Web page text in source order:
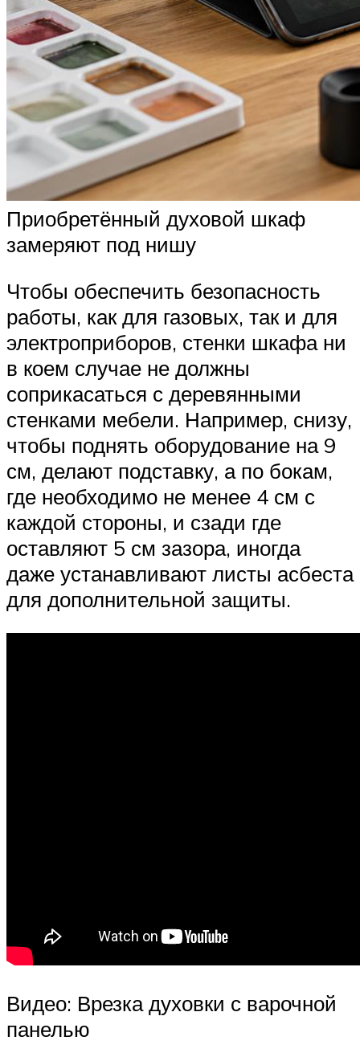
Приобретённый духовой шкаф
замеряют под нишу
Чтобы обеспечить безопасность
работы, как для газовых, так и для
электроприборов, стенки шкафа ни
в коем случае не должны
соприкасаться с деревянными
стенками мебели. Например, снизу,
чтобы поднять оборудование на 9
см, делают подставку, а по бокам,
где необходимо не менее 4 см с
каждой стороны, и сзади где
оставляют 5 см зазора, иногда
даже устанавливают листы асбеста
для дополнительной защиты.
Видео: Врезка духовки с варочной
панелью